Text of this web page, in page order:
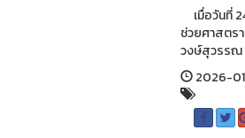
เมื่อวันที่
ช่วยศาสตร
วงษ์สุวรรณ
2026-